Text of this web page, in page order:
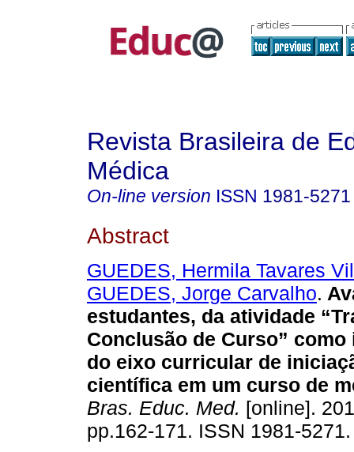
Revista Brasileira de
Médica
On-line version ISSN 1981-5271
Abstract
GUEDES, Hermila Tavares
GUEDES, Jorge Carvalho.
estudantes, da atividade
Conclusão de Curso”
do eixo curricular de
científica em um curso de
Bras. Educ. Med. [online].
pp.162-171. ISSN 1981-5271.